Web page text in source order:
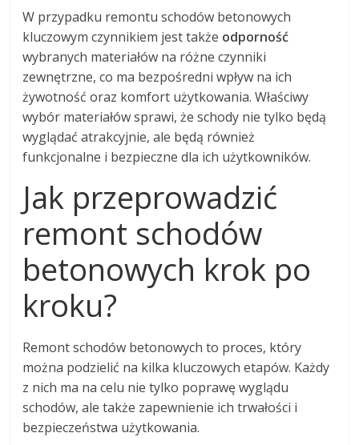
W przypadku remontu schodów betonowych
kluczowym czynnikiem jest także odporność
wybranych materiałów na różne czynniki
zewnętrzne, co ma bezpośredni wpływ na ich
żywotność oraz komfort użytkowania. Właściwy
wybór materiałów sprawi, że schody nie tylko będą
wyglądać atrakcyjnie, ale będą również
funkcjonalne i bezpieczne dla ich użytkowników.
Jak przeprowadzić
remont schodów
betonowych krok po
kroku?
Remont schodów betonowych to proces, który
można podzielić na kilka kluczowych etapów. Każdy
z nich ma na celu nie tylko poprawę wyglądu
schodów, ale także zapewnienie ich trwałości i
bezpieczeństwa użytkowania.